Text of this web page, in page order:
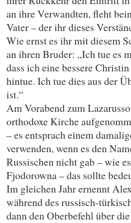
an ihre Verwandten, fleht
Vater – der ihr dieses
Wie ernst es ihr mit diesem
an ihren Bruder: „Ich tue es
dass ich eine bessere
hintue. Ich tue dies aus der
ist.“
Am Vorabend zum
orthodoxe Kirche
– es entsprach einem
verwenden, wenn es den
Russischen nicht gab – wie
Fjodorowna – das sollte
Im gleichen Jahr ernennt
während des russisch-
dann den Oberbefehl über